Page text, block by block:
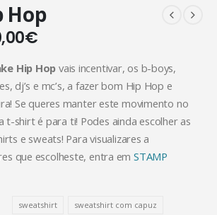
Hop
€
Hip Hop vais incentivar, os b-boys,
dj’s e mc’s, a fazer bom Hip Hop e
Se queres manter este movimento no
t-shirt é para ti! Podes ainda escolher as
e sweats! Para visualizares a
que escolheste, entra em STAMP
sweatshirt sweatshirt com capuz